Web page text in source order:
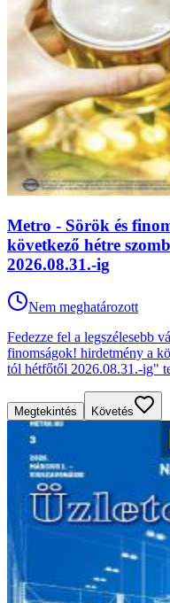
Metro - Sörök és
következő hétre
2026.08.31.-ig
Nem meghatározott
Fedezze fel a legszélesebb
finomságok! hirdetmény a
tól hétfőtől 2026.08.31.-ig"
Megtekintés Követés